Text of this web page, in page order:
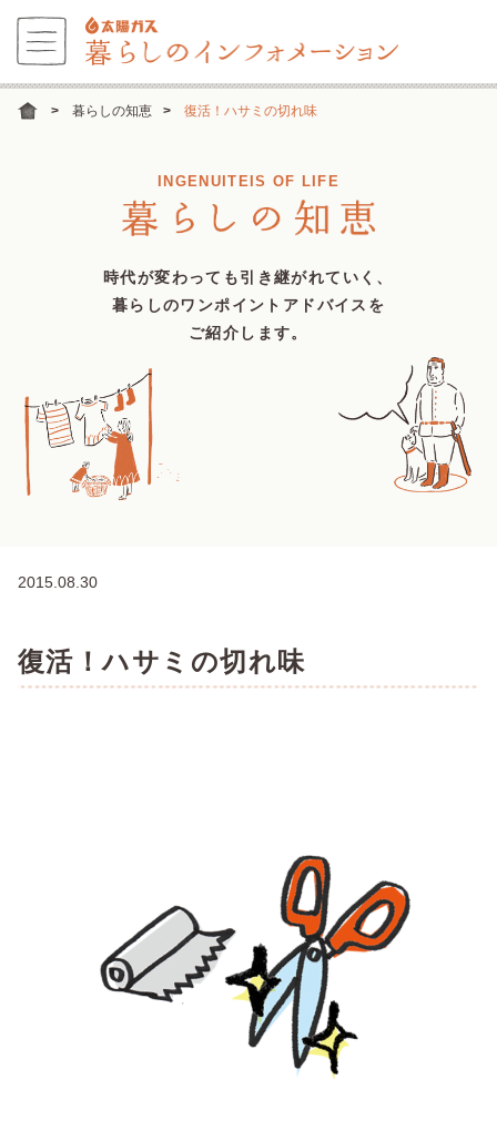
暮らしの知恵 復活！ハサミの切れ味
INGENUITEIS OF LIFE
時代が変わっても引き継がれていく、
暮らしのワンポイントアドバイスを
ご紹介します。
2015.08.30
復活！ハサミの切れ味